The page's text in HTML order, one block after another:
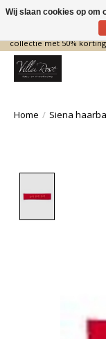
De nieuwe collectie
collectie met 50%
Home / Siena
Wij slaan cookies op om